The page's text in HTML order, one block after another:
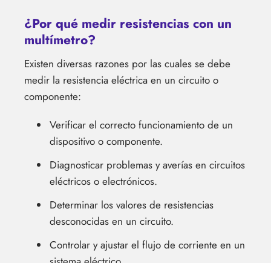
¿Por qué medir resistencias con un
multímetro?
Existen diversas razones por las cuales se debe
medir la resistencia eléctrica en un circuito o
componente:
Verificar el correcto funcionamiento de un
dispositivo o componente.
Diagnosticar problemas y averías en circuitos
eléctricos o electrónicos.
Determinar los valores de resistencias
desconocidas en un circuito.
Controlar y ajustar el flujo de corriente en un